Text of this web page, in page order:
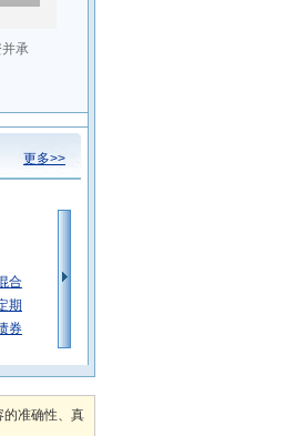
更多>>
合
期
券
期
的准确性、真